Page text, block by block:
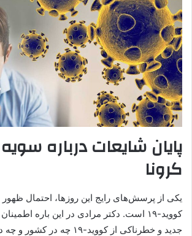
پایان شایعات درباره
کرونا
یکی از پرسش‌های رایج این روزها، احتمال
کووید-۱۹ است. دکتر مرادی در این باره
جدید و خطرناکی از کووید-۱۹